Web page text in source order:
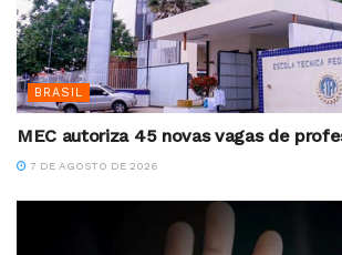
BRASIL
MEC autoriza 45 novas vagas de
7 DE AGOSTO DE 2026